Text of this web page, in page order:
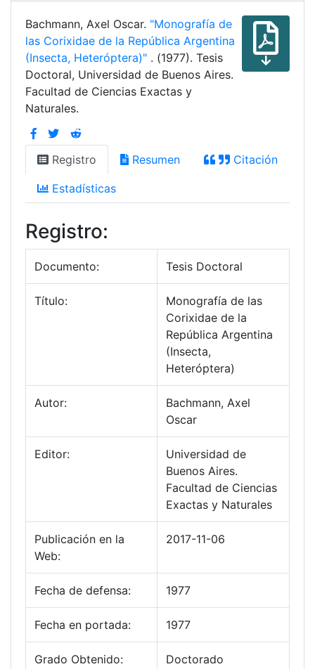
Bachmann, Axel Oscar. "Monografía de
las Corixidae de la República Argentina
(Insecta, Heteróptera)" . (1977). Tesis
Doctoral, Universidad de Buenos Aires.
Facultad de Ciencias Exactas y
Naturales.
Registro Resumen Citación
Estadísticas
Registro:
Documento: Tesis Doctoral
Título:
Monografía de las
Corixidae de la
República Argentina
(Insecta,
Heteróptera)
Autor:
Bachmann, Axel
Oscar
Editor:
Universidad de
Buenos Aires.
Facultad de Ciencias
Exactas y Naturales
Publicación en la
Web:
2017-11-06
Fecha de defensa: 1977
Fecha en portada: 1977
Grado Obtenido: Doctorado